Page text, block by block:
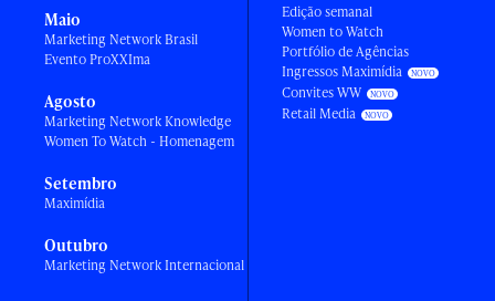
Maio
Marketing Network Brasil
Evento ProXXIma
Agosto
Marketing Network Knowledge
Women To Watch - Homenagem
Setembro
Maximídia
Outubro
Marketing Network Internacional
Edição semanal
Women to Watch
Portfólio de Agências
Ingressos Maximídia
Convites WW
Retail Media